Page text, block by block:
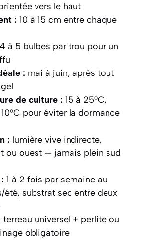
vers le haut
: 10 à 15 cm entre chaque
4 à 5 bulbes par trou pour un
: mai à juin, après tout
de culture : 15 à 25°C,
pour éviter la dormance
: lumière vive indirecte,
ou ouest — jamais plein sud
1 à 2 fois par semaine au
été, substrat sec entre deux
terreau universel + perlite ou
obligatoire